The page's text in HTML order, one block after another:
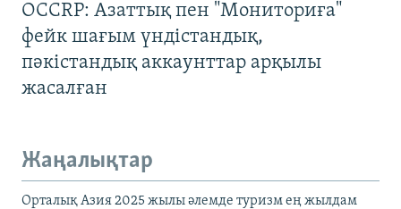
OCCRP: Азаттық пен "Мониториға"
фейк шағым үндістандық,
пәкістандық аккаунттар арқылы
жасалған
Жаңалықтар
Орталық Азия 2025 жылы әлемде туризм ең жылдам